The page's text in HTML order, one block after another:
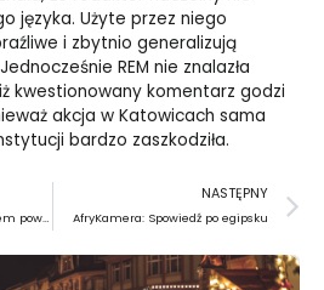
języka. Użyte przez niego
i zbytnio generalizują
REM nie znalazła
kwestionowany komentarz godzi
akcja w Katowicach sama
bardzo zaszkodziła.
Prof. Nowak: Nie jestem typem powstańca
NASTĘPNY
AfryKamera: Spowiedź po egipsku